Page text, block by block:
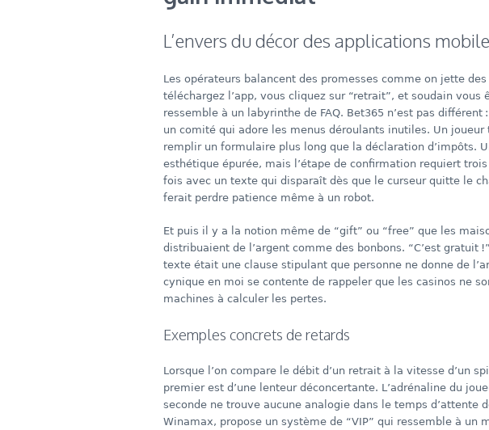
L’envers du décor des applications
Les opérateurs balancent des promesses comme on jette
téléchargez l’app, vous cliquez sur “retrait”, et soudain
ressemble à un labyrinthe de FAQ. Bet365 n’est pas
un comité qui adore les menus déroulants inutiles. Un
remplir un formulaire plus long que la déclaration d’impôts.
esthétique épurée, mais l’étape de confirmation requiert
fois avec un texte qui disparaît dès que le curseur quitte le
ferait perdre patience même à un robot.
Et puis il y a la notion même de “gift” ou “free” que les
distribuaient de l’argent comme des bonbons. “C’est gratuit
texte était une clause stipulant que personne ne donne de
cynique en moi se contente de rappeler que les casinos ne
machines à calculer les pertes.
Exemples concrets de retards
Lorsque l’on compare le débit d’un retrait à la vitesse d’un
premier est d’une lenteur déconcertante. L’adrénaline du
seconde ne trouve aucune analogie dans le temps d’attente
Winamax, propose un système de “VIP” qui ressemble à un